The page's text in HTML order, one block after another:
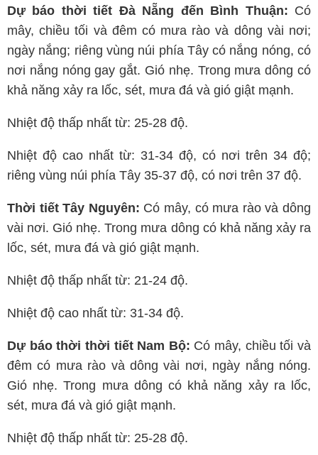
Dự báo thời tiết Đà Nẵng đến Bình Thuận: Có
mây, chiều tối và đêm có mưa rào và dông vài nơi;
ngày nắng; riêng vùng núi phía Tây có nắng nóng, có
nơi nắng nóng gay gắt. Gió nhẹ. Trong mưa dông có
khả năng xảy ra lốc, sét, mưa đá và gió giật mạnh.
Nhiệt độ thấp nhất từ: 25-28 độ.
Nhiệt độ cao nhất từ: 31-34 độ, có nơi trên 34 độ;
riêng vùng núi phía Tây 35-37 độ, có nơi trên 37 độ.
Thời tiết Tây Nguyên: Có mây, có mưa rào và dông
vài nơi. Gió nhẹ. Trong mưa dông có khả năng xảy ra
lốc, sét, mưa đá và gió giật mạnh.
Nhiệt độ thấp nhất từ: 21-24 độ.
Nhiệt độ cao nhất từ: 31-34 độ.
Dự báo thời thời tiết Nam Bộ: Có mây, chiều tối và
đêm có mưa rào và dông vài nơi, ngày nắng nóng.
Gió nhẹ. Trong mưa dông có khả năng xảy ra lốc,
sét, mưa đá và gió giật mạnh.
Nhiệt độ thấp nhất từ: 25-28 độ.